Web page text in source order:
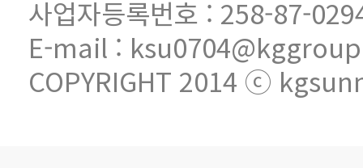
사업자등록번호 : 258-87-
E-mail :
COPYRIGHT 2014 ⓒ